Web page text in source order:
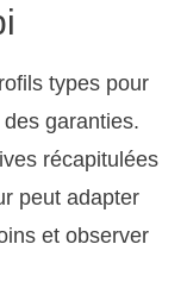
types pour
garanties.
récapitulées
peut adapter
et observer